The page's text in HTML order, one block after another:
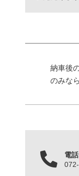
納車後
のみな
電話